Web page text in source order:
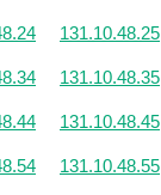
131.10.48.25
131.10.48.35
131.10.48.45
131.10.48.55